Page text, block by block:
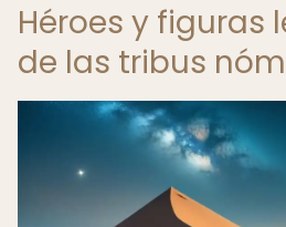
Héroes y figuras
de las tribus